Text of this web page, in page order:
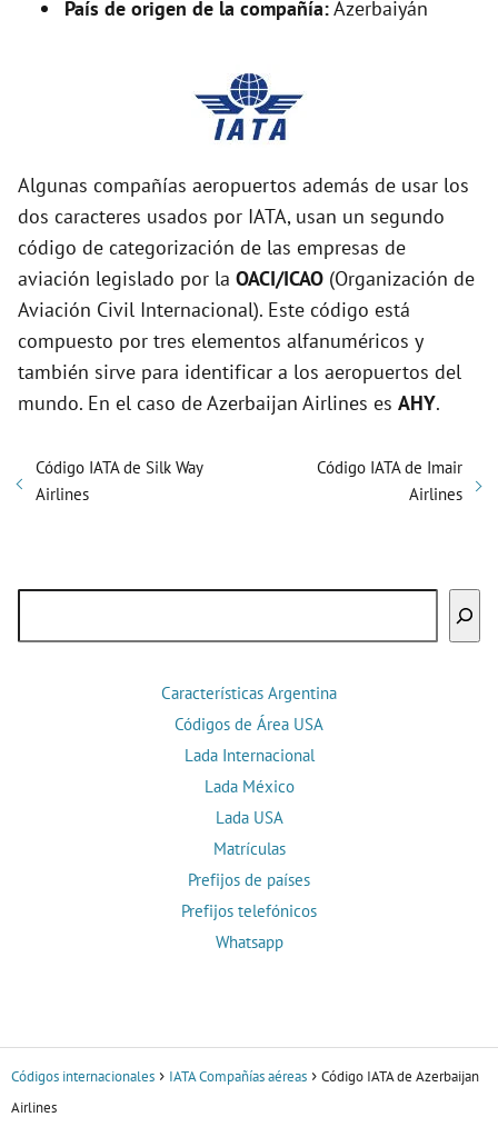
País de origen de la compañía:Azerbaiyán
Algunas compañías aeropuertos además de usar los
dos caracteres usados por IATA, usan un segundo
código de categorización de las empresas de
aviación legislado por la OACI/ICAO (Organización de
Aviación Civil Internacional). Este código está
compuesto por tres elementos alfanuméricos y
también sirve para identificar a los aeropuertos del
mundo. En el caso de Azerbaijan Airlines es AHY.
Código IATA de Silk Way
Airlines
Código IATA de Imair
Airlines
Características Argentina
Códigos de Área USA
Lada Internacional
Lada México
Lada USA
Matrículas
Prefijos de países
Prefijos telefónicos
Whatsapp
Códigos internacionales IATA Compañías aéreas
Código IATA de Azerbaijan
Airlines